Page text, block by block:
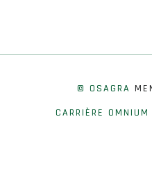
© OSAGRA
CARRIÈRE